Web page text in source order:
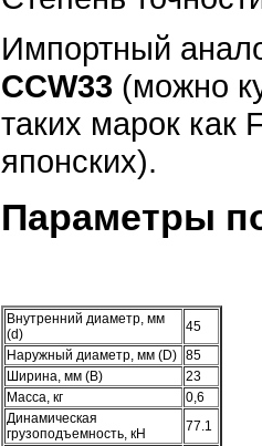
Импортный
СCW33 (можно
таких марок как
японских).
Параметры
Внутренний диаметр, мм
(d)
45
Наружный диаметр, мм (D) 85
Ширина, мм (B)
23
Масса, кг
0,6
Динамическая
грузоподъемность, кН
77.1